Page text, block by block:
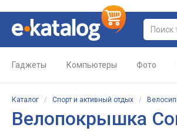
Гаджеты Компьютеры Фото
Каталог / Спорт и активный отдых /
Велопокрышка